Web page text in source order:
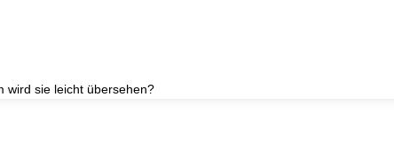
wird sie leicht übersehen?